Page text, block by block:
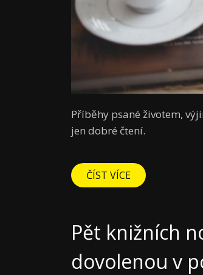
Příběhy psané životem,
jen dobré čtení.
ČÍST VÍCE
Pět knižních
dovolenou v